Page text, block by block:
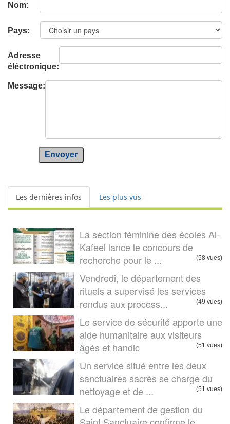
Nom:
Pays:
Adresse
éléctronique:
Message:
Envoyer
Les dernières infos Les plus vus
La section féminine des écoles Al-
Kafeel lance le concours de
recherche pour le ...
(58 vues)
Vendredi, le département des
rituels a supervisé les services
rendus aux process...
(49 vues)
Le service de sécurité apporte une
aide humanitaire aux visiteurs
âgés et handic
(51 vues)
Un service situé entre les deux
sanctuaires sacrés se charge du
nettoyage et de ...
(51 vues)
Le département de gestion du